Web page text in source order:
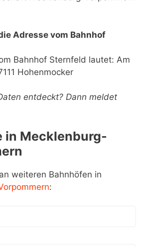
Adresse vom Bahnhof
Bahnhof Sternfeld lautet: Am
Hohenmocker
entdeckt? Dann meldet
in Mecklenburg-
weiteren Bahnhöfen in
: